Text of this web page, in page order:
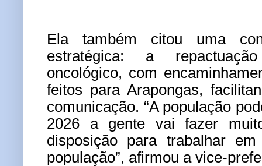
Ela também citou uma
estratégica: a
oncológico, com
feitos para Arapongas,
comunicação. “A população
2026 a gente vai fazer
disposição para trabalhar
população”, afirmou a vice-